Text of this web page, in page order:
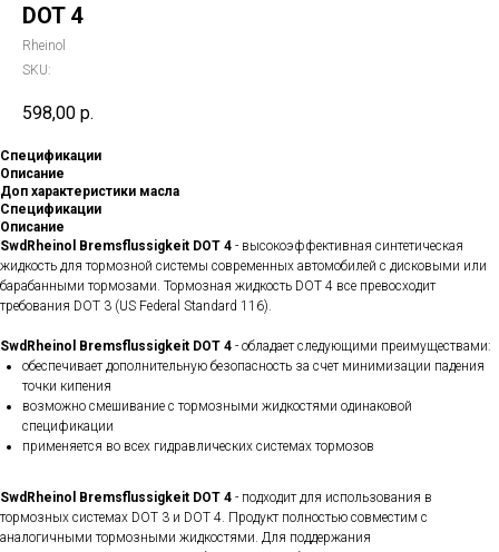
DOT 4
Rheinol
SKU:
598,00 р.
Спецификации
Описание
Доп характеристики масла
Спецификации
Описание
SwdRheinol Bremsflussigkeit DOT 4 - высокоэффективная синтетическая
жидкость для тормозной системы современных автомобилей с дисковыми или
барабанными тормозами. Тормозная жидкость DOT 4 все превосходит
требования DOT 3 (US Federal Standard 116).
SwdRheinol Bremsflussigkeit DOT 4 - обладает следующими преимуществами:
обеспечивает дополнительную безопасность за счет минимизации падения
точки кипения
возможно смешивание с тормозными жидкостями одинаковой
спецификации
применяется во всех гидравлических системах тормозов
SwdRheinol Bremsflussigkeit DOT 4 - подходит для использования в
тормозных системах DOT 3 и DOT 4. Продукт полностью совместим с
аналогичными тормозными жидкостями. Для поддержания